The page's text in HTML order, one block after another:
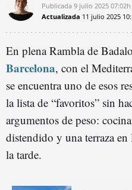
Publicada 9 julio 2025 07:02h
Actualizada 11 julio 2025
En plena Rambla de
Barcelona, con el
se encuentra uno de esos
la lista de “favoritos” sin
argumentos de peso:
distendido y una terraza en
la tarde.